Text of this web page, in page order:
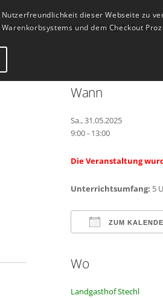
Veranstaltungskalender
Wann
Sa., 31.05.2025
9:00 - 13:00
Die Veranstaltung
Unterrichtsumfang: 5
ZUM
Wo
Landgasthof Stechl
dieser Webseite zu
und dem Checkout